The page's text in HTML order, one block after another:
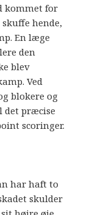
kommet for
hende,
En læge
den
blev
Ved
blokere og
det præcise
scoringer.
har haft to
skulder